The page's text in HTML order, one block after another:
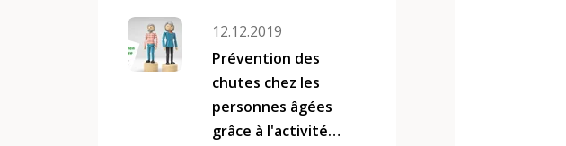
12.12.2019
Prévention des
chutes chez les
personnes âgées
grâce à l'activité